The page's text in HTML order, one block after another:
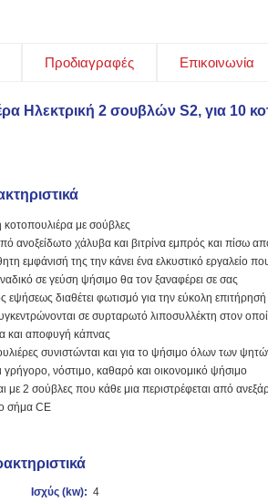
Προδιαγραφές Επικοινωνία
Ηλεκτρική 2 σουβλών S2, για 10
κοτοπουλιέρα με σούβλες
ανοξείδωτο χάλυβα και βιτρίνα εμπρός και πίσω
εμφάνισή της την κάνει ένα ελκυστικό εργαλείο
σε γεύση ψήσιμο θα τον ξαναφέρει σε σας
εψήσεως διαθέτει φωτισμό για την εύκολη επιτήρησή
σε συρταρωτό λιποσυλλέκτη στον
και αποφυγή κάπνας
συνιστώνται και για το ψήσιμο όλων των
γρήγορο, νόστιμο, καθαρό και οικονομικό ψήσιμο
με 2 σούβλες που κάθε μια περιστρέφεται από
σήμα CE
Ισχύς (kw): 4